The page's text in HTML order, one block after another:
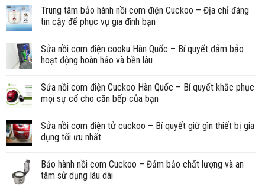
Trung tâm bảo hành nồi cơm điện Cuckoo – Địa chỉ đáng
tin cậy để phục vụ gia đình bạn
Sửa nồi cơm điện cooku Hàn Quốc – Bí quyết đảm bảo
hoạt động hoàn hảo và bền lâu
Sửa nồi cơm điện Cuckoo Hàn Quốc – Bí quyết khắc phục
mọi sự cố cho căn bếp của bạn
Sửa nồi cơm điện tử cuckoo – Bí quyết giữ gìn thiết bị gia
dụng tối ưu nhất
Bảo hành nồi cơm Cuckoo – Đảm bảo chất lượng và an
tâm sử dụng lâu dài